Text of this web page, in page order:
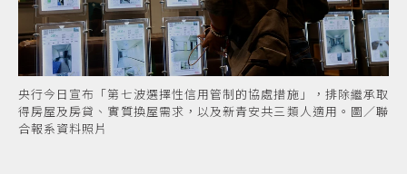
央行今日宣布「第七波選擇性信用管制的協處措施」，排除繼承取
得房屋及房貸、實質換屋需求，以及新青安共三類人適用。圖／聯
合報系資料照片